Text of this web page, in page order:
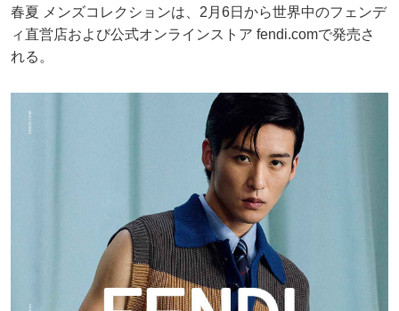
春夏 メンズコレクションは、2月6日から世界中のフェンデ
ィ直営店および公式オンラインストア fendi.comで発売さ
れる。